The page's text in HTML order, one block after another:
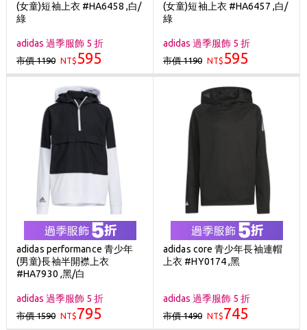
(女童)短袖上衣 #HA6458 ,白/
綠
adidas 過季服飾 5 折
市價 1190 NT$595
(女童)短袖上衣 #HA6457 ,白/
綠
adidas 過季服飾 5 折
市價 1190 NT$595
adidas performance 青少年
(男童)長袖半開襟上衣
#HA7930 ,黑/白
adidas 過季服飾 5 折
市價 1590 NT$795
adidas core 青少年長袖連帽
上衣 #HY0174 ,黑
adidas 過季服飾 5 折
市價 1490 NT$745